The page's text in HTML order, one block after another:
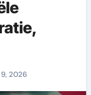
2026